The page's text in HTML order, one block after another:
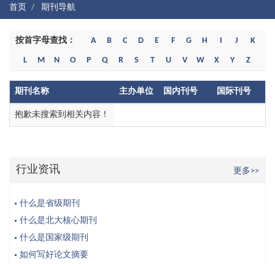
首页 期刊导航
按首字母查找： A B C D E F G H I J K
L M N O P Q R S T U V W X Y Z
期刊名称 主办单位 国内刊号 国际刊号
抱歉未搜索到相关内容！
行业资讯 更多>>
什么是省级期刊
什么是北大核心期刊
什么是国家级期刊
如何写好论文摘要